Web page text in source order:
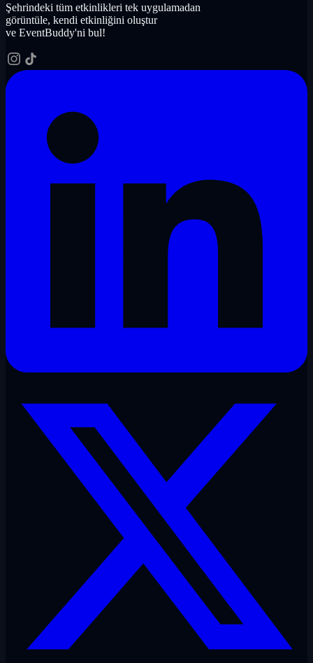
Şehrindeki tüm etkinlikleri tek uygulamadan
görüntüle, kendi etkinliğini oluştur
ve EventBuddy'ni bul!